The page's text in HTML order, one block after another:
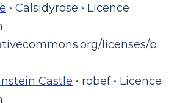
• Calsidyrose • Licence
licenses/b
Castle • robef • Licence